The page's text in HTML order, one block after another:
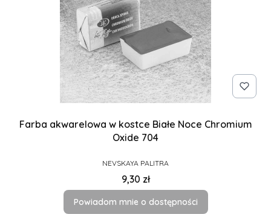
Farba akwarelowa w kostce Białe Noce Chromium
Oxide 704
PRODUCENT
NEVSKAYA PALITRA
Cena
9,30 zł
Powiadom mnie o dostępności